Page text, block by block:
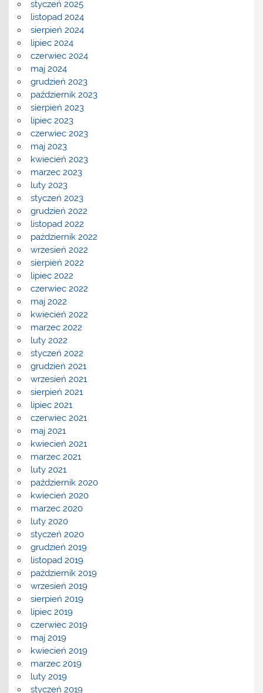
styczeń 2025
listopad 2024
sierpień 2024
lipiec 2024
czerwiec 2024
maj 2024
grudzień 2023
październik 2023
sierpień 2023
lipiec 2023
czerwiec 2023
maj 2023
kwiecień 2023
marzec 2023
luty 2023
styczeń 2023
grudzień 2022
listopad 2022
październik 2022
wrzesień 2022
sierpień 2022
lipiec 2022
czerwiec 2022
maj 2022
kwiecień 2022
marzec 2022
luty 2022
styczeń 2022
grudzień 2021
wrzesień 2021
sierpień 2021
lipiec 2021
czerwiec 2021
maj 2021
kwiecień 2021
marzec 2021
luty 2021
październik 2020
kwiecień 2020
marzec 2020
luty 2020
styczeń 2020
grudzień 2019
listopad 2019
październik 2019
wrzesień 2019
sierpień 2019
lipiec 2019
czerwiec 2019
maj 2019
kwiecień 2019
marzec 2019
luty 2019
styczeń 2019